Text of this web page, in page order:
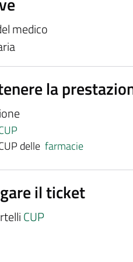
medico
la
delle farmacie
il ticket
CUP